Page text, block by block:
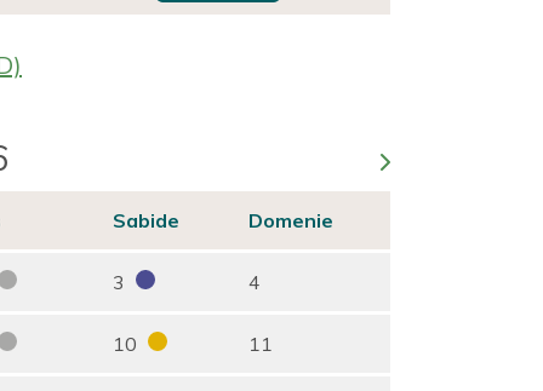
Sabide Domenie
3 4
10 11